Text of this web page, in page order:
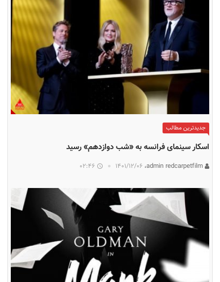
جدیدترین مطالب
اسکار سینمای فرانسه به «شب دوازدهم» رسید
۱۴۰۱/۱۲/۰۶ 02:46